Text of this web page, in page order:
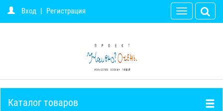
Вход | Регистрация
Toggle
navigation
Каталог товаров